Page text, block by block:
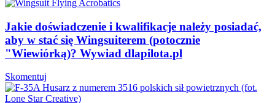
Jakie doświadczenie i kwalifikacje należy posiadać,
aby w stać się Wingsuiterem (potocznie
"Wiewiórką)? Wywiad dlapilota.pl
Skomentuj